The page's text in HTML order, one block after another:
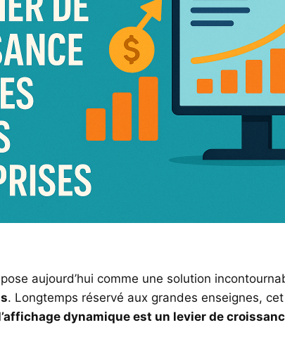
aujourd’hui comme une solution
. Longtemps réservé aux grandes enseignes,
dynamique est un levier de